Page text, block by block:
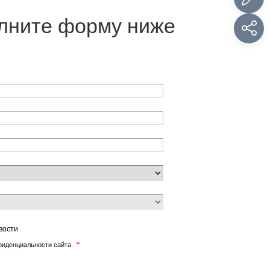
форму ниже